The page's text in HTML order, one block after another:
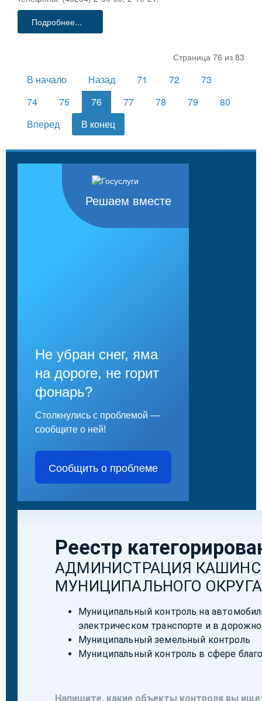
Подробнее...
Страница 76 из 83
В начало Назад 71 72
73
74
75 76 77 78 79
80
Вперед
В конец
Решаем вместе
Не убран снег, яма
на дороге, не горит
фонарь?
Столкнулись с проблемой —
сообщите о ней!
Сообщить о проблеме